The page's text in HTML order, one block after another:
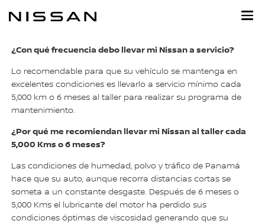
¿Con qué frecuencia debo llevar mi Nissan a servicio?
Lo recomendable para que su vehículo se mantenga en
excelentes condiciones es llevarlo a servicio mínimo cada
5,000 km o 6 meses al taller para realizar su programa de
mantenimiento.
¿Por qué me recomiendan llevar mi Nissan al taller cada
5,000 Kms o 6 meses?
Las condiciones de humedad, polvo y tráfico de Panamá
hace que su auto, aunque recorra distancias cortas se
someta a un constante desgaste. Después de 6 meses o
5,000 Kms el lubricante del motor ha perdido sus
condiciones óptimas de viscosidad generando que su